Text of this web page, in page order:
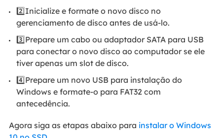
2️⃣Inicialize e formate o novo disco no
gerenciamento de disco antes de usá-lo.
3️⃣Prepare um cabo ou adaptador SATA para USB
para conectar o novo disco ao computador se ele
tiver apenas um slot de disco.
4️⃣Prepare um novo USB para instalação do
Windows e formate-o para FAT32 com
antecedência.
Agora siga as etapas abaixo para instalar o Windows